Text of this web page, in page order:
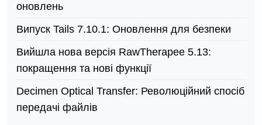
оновлень
Випуск Tails 7.10.1: Оновлення для безпеки
Вийшла нова версія RawTherapee 5.13:
покращення та нові функції
Decimen Optical Transfer: Революційний спосіб
передачі файлів